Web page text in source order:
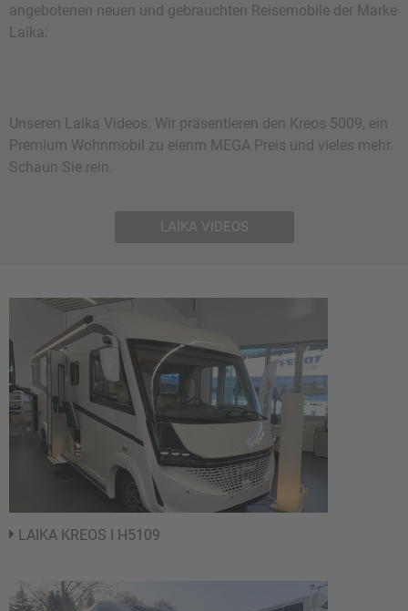
angebotenen neuen und gebrauchten Reisemobile der Marke
Laika:
Unseren Laika Videos: Wir präsentieren den Kreos 5009, ein
Premium Wohnmobil zu eienm MEGA Preis und vieles mehr.
Schaun Sie rein.
LAIKA VIDEOS
LAIKA KREOS I H5109